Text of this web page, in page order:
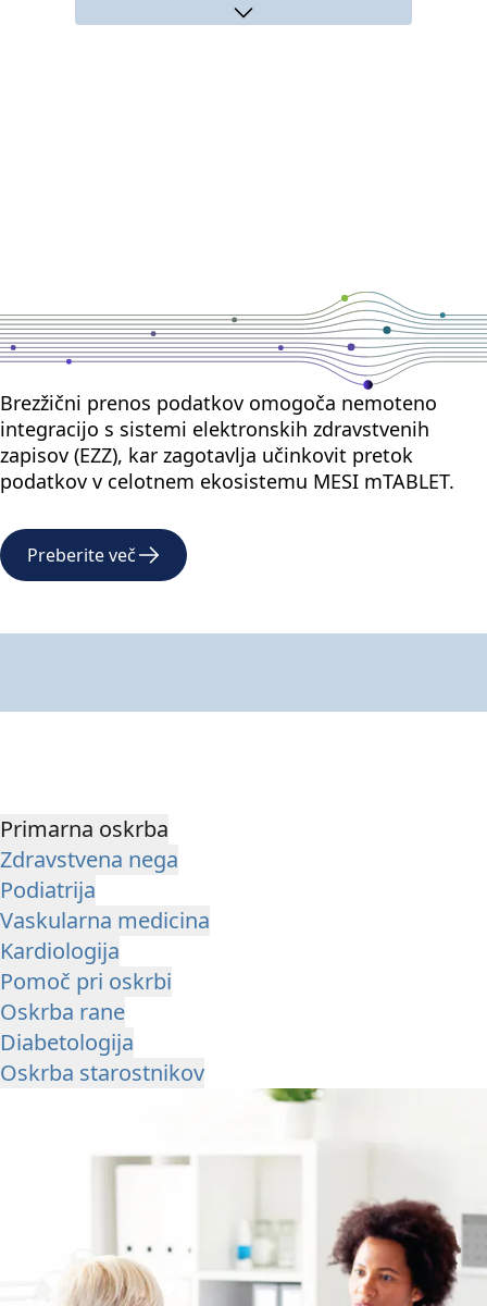
Brezžični prenos podatkov omogoča nemoteno
integracijo s sistemi elektronskih zdravstvenih
zapisov (EZZ), kar zagotavlja učinkovit pretok
podatkov v celotnem ekosistemu MESI mTABLET.
Preberite več
Primarna oskrba
Zdravstvena nega
Podiatrija
Vaskularna medicina
Kardiologija
Pomoč pri oskrbi
Oskrba rane
Diabetologija
Oskrba starostnikov